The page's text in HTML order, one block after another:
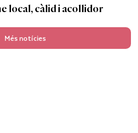
local, càlid i acollidor
Més notícies